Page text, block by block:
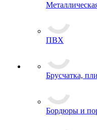
ПВХ
Брусчатка,
Бордюры и